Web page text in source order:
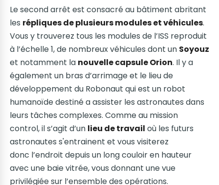
Le second arrêt est consacré au bâtiment abritant
les répliques de plusieurs modules et véhicules.
Vous y trouverez tous les modules de l’ISS reproduit
à l’échelle 1, de nombreux véhicules dont un Soyouz
et notamment la nouvelle capsule Orion. Il y a
également un bras d’arrimage et le lieu de
développement du Robonaut qui est un robot
humanoïde destiné a assister les astronautes dans
leurs tâches complexes. Comme au mission
control, il s’agit d’un lieu de travail où les futurs
astronautes s'entrainent et vous visiterez
donc l’endroit depuis un long couloir en hauteur
avec une baie vitrée, vous donnant une vue
privilégiée sur l’ensemble des opérations.